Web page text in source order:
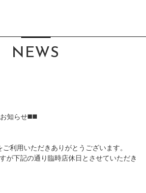
NEWS
知らせ◼️◼️
ご利用いただきありがとうございます。
が下記の通り臨時店休日とさせていただき